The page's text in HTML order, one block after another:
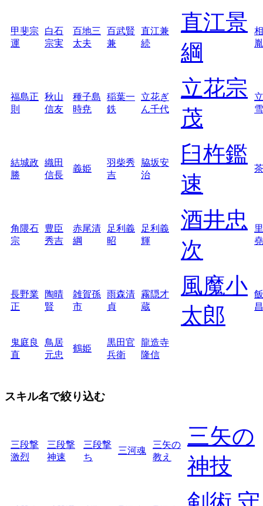
甲斐宗
運
白石
宗実
百地三
太夫
百武賢
兼
直江兼
続
直江景
綱
胤
福島正
則
秋山
信友
種子島
時尭
稲葉一
鉄
立花ぎ
ん千代
立花宗
茂
雪
結城政
勝
織田
信長
義姫
羽柴秀
吉
脇坂安
治
臼杵鑑
速
角隈石
宗
豊臣
秀吉
赤尾清
綱
足利義
昭
足利義
輝
酒井忠
次
堯
長野業
正
陶晴
賢
雑賀孫
市
雨森清
貞
霧隠才
蔵
風魔小
太郎
昌
鬼庭良
直
鳥居
元忠
鶴姫
黒田官
兵衛
龍造寺
隆信
スキル名で絞り込む
三段撃
激烈
三段撃
神速
三段撃
ち
三河魂
三矢の
教え
三矢の
神技